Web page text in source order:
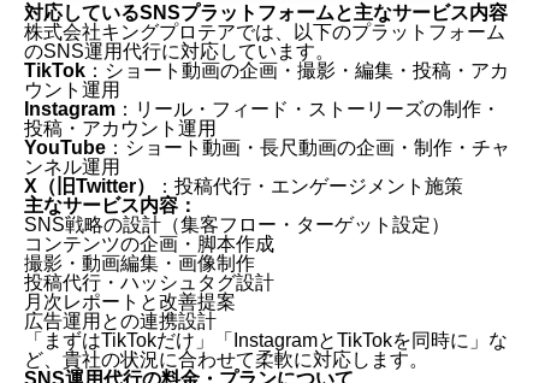
対応しているSNSプラットフォームと主なサービス内容
株式会社キングプロテアでは、以下のプラットフォーム
のSNS運用代行に対応しています。
TikTok ：ショート動画の企画・撮影・編集・投稿・アカ
ウント運用
Instagram ：リール・フィード・ストーリーズの制作・
投稿・アカウント運用
YouTube ：ショート動画・長尺動画の企画・制作・チャ
ンネル運用
X（旧Twitter）
：投稿代行・エンゲージメント施策
主なサービス内容：
SNS戦略の設計（集客フロー・ターゲット設定）
コンテンツの企画・脚本作成
撮影・動画編集・画像制作
投稿代行・ハッシュタグ設計
月次レポートと改善提案
広告運用との連携設計
「まずはTikTokだけ」「InstagramとTikTokを同時に」な
ど、貴社の状況に合わせて柔軟に対応します。
SNS運用代行の料金・プランについて